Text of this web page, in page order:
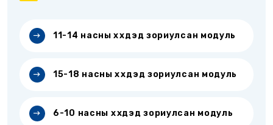
11-14 насны хүүхдэд зориулсан модуль
15-18 насны хүүхдэд зориулсан модуль
6-10 насны хүүхдэд зориулсан модуль